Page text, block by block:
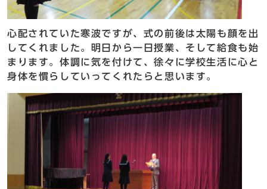
心配されていた寒波ですが、式の前後は太陽も顔を出
してくれました。明日から一日授業、そして給食も始
まります。体調に気を付けて、徐々に学校生活に心と
身体を慣らしていってくれたらと思います。